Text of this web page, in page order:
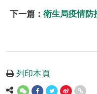
下一篇： 衛生局疫情防
列印本頁